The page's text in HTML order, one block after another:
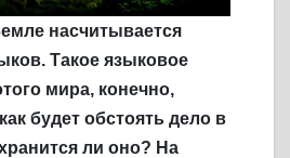
насчитывается
Такое языковое
мира, конечно,
будет обстоять дело в
ли оно? На